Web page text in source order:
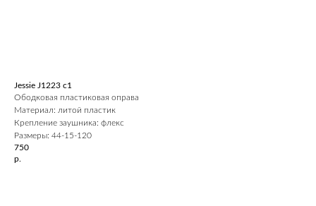
Jessie J1223 c1
Ободковая пластиковая оправа
Материал: литой пластик
Крепление заушника: флекс
Размеры: 44-15-120
750
р.